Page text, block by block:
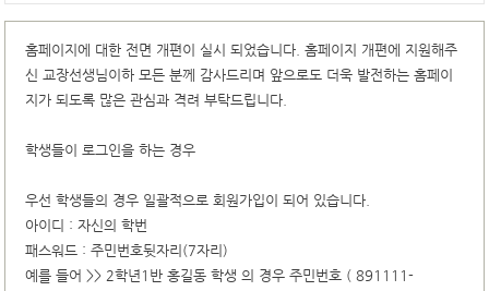
홈페이지에 대한 전면 개편이 실시 되었습니다. 홈페이지 개편에 지원해주
신 교장선생님이하 모든 분께 감사드리며 앞으로도 더욱 발전하는 홈페이
지가 되도록 많은 관심과 격려 부탁드립니다.
학생들이 로그인을 하는 경우
우선 학생들의 경우 일괄적으로 회원가입이 되어 있습니다.
아이디 : 자신의 학번
패스워드 : 주민번호뒷자리(7자리)
예를 들어 >> 2학년1반 홍길동 학생 의 경우 주민번호 ( 891111-